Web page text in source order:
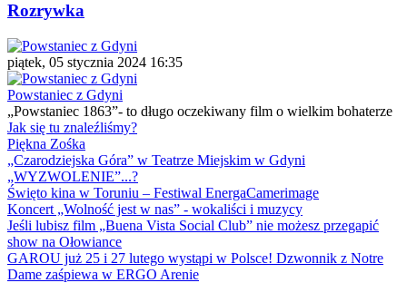
Rozrywka
piątek, 05 stycznia 2024 16:35
Powstaniec z Gdyni
„Powstaniec 1863”- to długo oczekiwany film o wielkim bohaterze
Jak się tu znaleźliśmy?
Piękna Zośka
„Czarodziejska Góra” w Teatrze Miejskim w Gdyni
„WYZWOLENIE”...?
Święto kina w Toruniu – Festiwal EnergaCamerimage
Koncert „Wolność jest w nas” - wokaliści i muzycy
Jeśli lubisz film „Buena Vista Social Club” nie możesz przegapić
show na Ołowiance
GAROU już 25 i 27 lutego wystąpi w Polsce! Dzwonnik z Notre
Dame zaśpiewa w ERGO Arenie